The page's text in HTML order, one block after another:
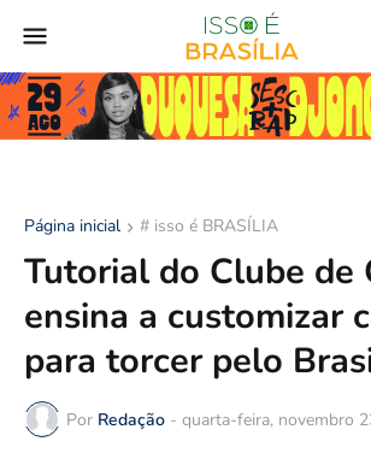
Página inicial # isso é BRASÍLIA
Tutorial do Clube de
ensina a customizar
para torcer pelo
Por Redação - quarta-feira, novembro